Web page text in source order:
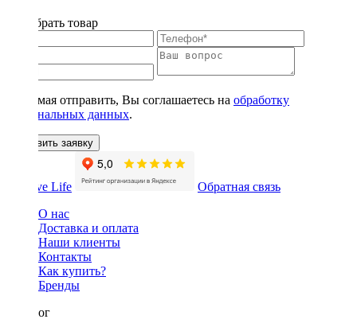
Подобрать товар
Нажимая отправить, Вы соглашаетесь на обработку
персональных данных.
Оставить заявку
Обратная связь
О нас
Доставка и оплата
Наши клиенты
Контакты
Как купить?
Бренды
Каталог